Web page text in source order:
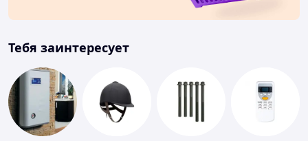
Тебя заинтересует